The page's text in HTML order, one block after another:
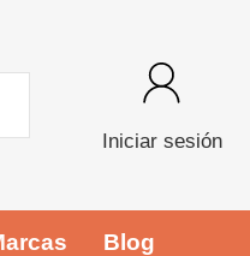
Iniciar sesión
Blog